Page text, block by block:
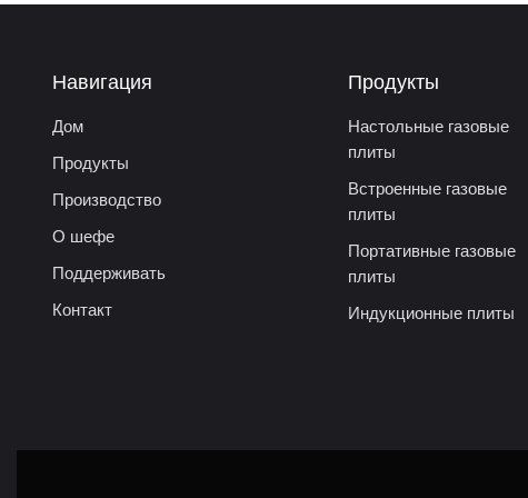
Навигация
Дом
Продукты
Производство
О шефе
Поддерживать
Контакт
Продукты
Настольные газовые
плиты
Встроенные газовые
плиты
Портативные газовые
плиты
Индукционные плиты